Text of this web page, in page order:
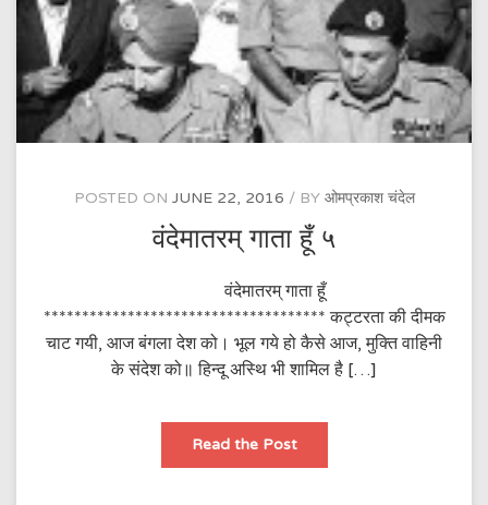
POSTED ON JUNE 22, 2016 BY ओमप्रकाश चंदेल
वंदेमातरम् गाता हूँ ५
वंदेमातरम् गाता हूँ
************************************* कट्टरता की दीमक
चाट गयी, आज बंगला देश को। भूल गये हो कैसे आज, मुक्ति वाहिनी
के संदेश को॥ हिन्दू अस्थि भी शामिल है […]
Read the Postवंदेमातरम्
हूँ